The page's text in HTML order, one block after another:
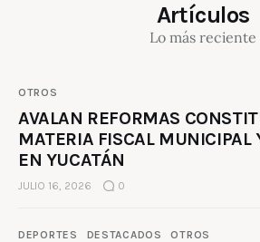
Artículos
Lo más reciente
OTROS
AVALAN REFORMAS
MATERIA FISCAL MUNICIPAL
EN YUCATÁN
JULIO 16, 2026 0
DEPORTES DESTACADOS OTROS